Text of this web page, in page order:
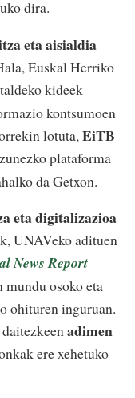
dira.
eta aisialdia
Euskal Herriko
kideek
kontsumoen
lotuta, EiTB
plataforma
da Getxon.
eta digitalizazioa
UNAVeko adituen
News Report
mundu osoko eta
ohituren inguruan.
adimen
ere xehetuko